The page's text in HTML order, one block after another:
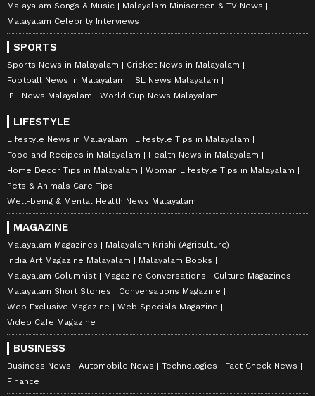
Malayalam Songs & Music
Malayalam Miniscreen & TV News
Malayalam Celebrity Interviews
SPORTS
Sports News in Malayalam
Cricket News in Malayalam
Football News in Malayalam
ISL News Malayalam
IPL News Malayalam
World Cup News Malayalam
LIFESTYLE
Lifestyle News in Malayalam
Lifestyle Tips in Malayalam
Food and Recipes in Malayalam
Health News in Malayalam
Home Decor Tips in Malayalam
Woman Lifestyle Tips in Malayalam
Pets & Animals Care Tips
Well-being & Mental Health News Malayalam
MAGAZINE
Malayalam Magazines
Malayalam Krishi (Agriculture)
India Art Magazine Malayalam
Malayalam Books
Malayalam Columnist
Magazine Conversations
Culture Magazines
Malayalam Short Stories
Conversations Magazine
Web Exclusive Magazine
Web Specials Magazine
Video Cafe Magazine
BUSINESS
Business News Automobile News Technologies
Fact Check News
Finance